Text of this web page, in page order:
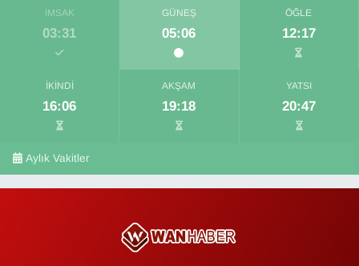
İMSAK
03:31
GÜNEŞ
05:06
ÖĞLE
12:17
İKINDI
16:06
AKŞAM
19:18
YATSI
20:47
Aylık Vakitler